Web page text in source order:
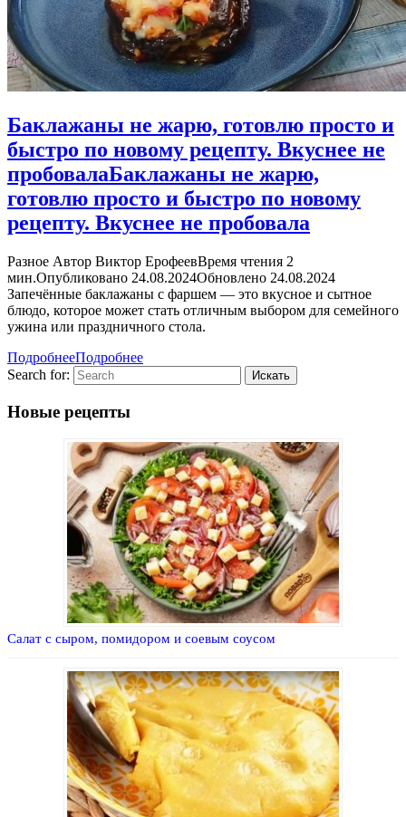
Баклажаны не жарю, готовлю просто и
быстро по новому рецепту. Вкуснее не
пробовалаБаклажаны не жарю,
готовлю просто и быстро по новому
рецепту. Вкуснее не пробовала
Разное Автор Виктор ЕрофеевВремя чтения 2
мин.Опубликовано 24.08.2024Обновлено 24.08.2024
Запечённые баклажаны с фаршем — это вкусное и сытное
блюдо, которое может стать отличным выбором для семейного
ужина или праздничного стола.
ПодробнееПодробнее
Search for:
Новые рецепты
Салат с сыром, помидором и соевым соусом